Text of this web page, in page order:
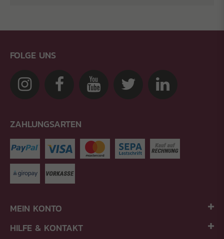
FOLGE UNS
ZAHLUNGSARTEN
MEIN KONTO
HILFE & KONTAKT